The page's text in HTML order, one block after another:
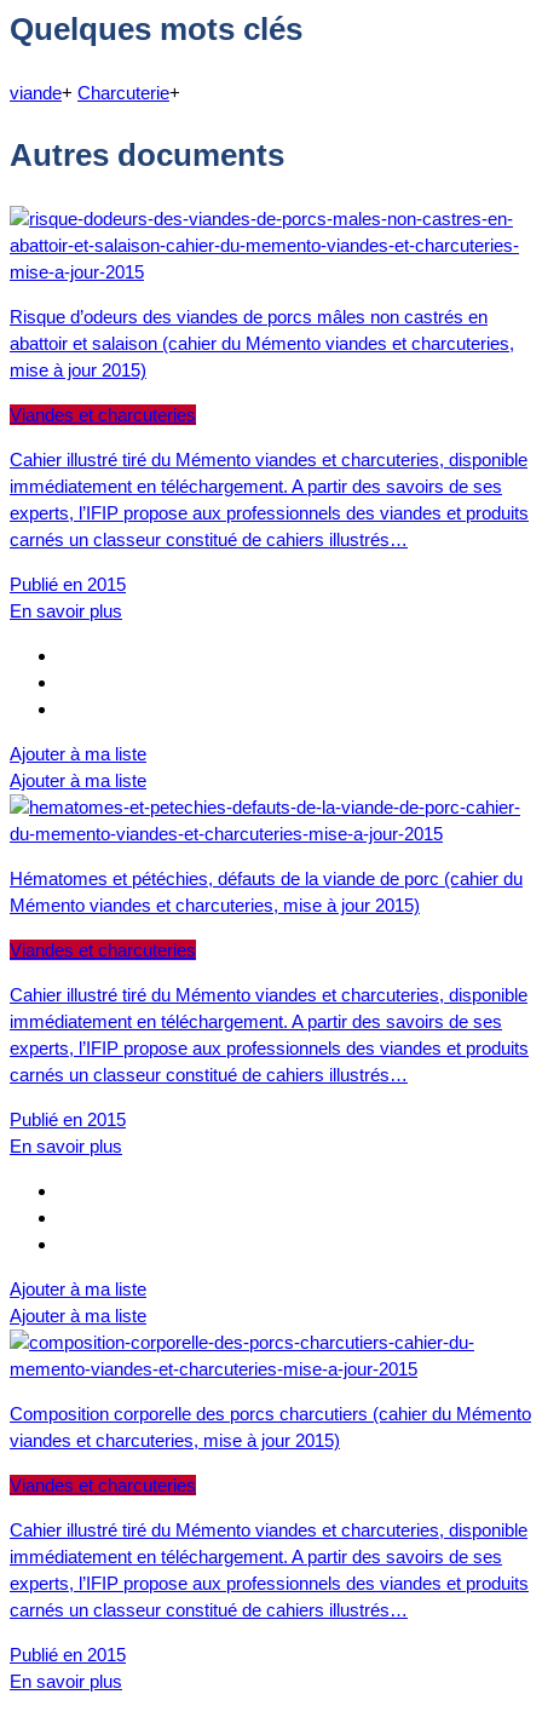
Quelques mots clés
viande+ Charcuterie+
Autres documents
Risque d’odeurs des viandes de porcs mâles non castrés en
abattoir et salaison (cahier du Mémento viandes et charcuteries,
mise à jour 2015)
Viandes et charcuteries
Cahier illustré tiré du Mémento viandes et charcuteries, disponible
immédiatement en téléchargement. A partir des savoirs de ses
experts, l’IFIP propose aux professionnels des viandes et produits
carnés un classeur constitué de cahiers illustrés…
Publié en 2015
En savoir plus
Ajouter à ma liste
Ajouter à ma liste
Hématomes et pétéchies, défauts de la viande de porc (cahier du
Mémento viandes et charcuteries, mise à jour 2015)
Viandes et charcuteries
Cahier illustré tiré du Mémento viandes et charcuteries, disponible
immédiatement en téléchargement. A partir des savoirs de ses
experts, l’IFIP propose aux professionnels des viandes et produits
carnés un classeur constitué de cahiers illustrés…
Publié en 2015
En savoir plus
Ajouter à ma liste
Ajouter à ma liste
Composition corporelle des porcs charcutiers (cahier du Mémento
viandes et charcuteries, mise à jour 2015)
Viandes et charcuteries
Cahier illustré tiré du Mémento viandes et charcuteries, disponible
immédiatement en téléchargement. A partir des savoirs de ses
experts, l’IFIP propose aux professionnels des viandes et produits
carnés un classeur constitué de cahiers illustrés…
Publié en 2015
En savoir plus